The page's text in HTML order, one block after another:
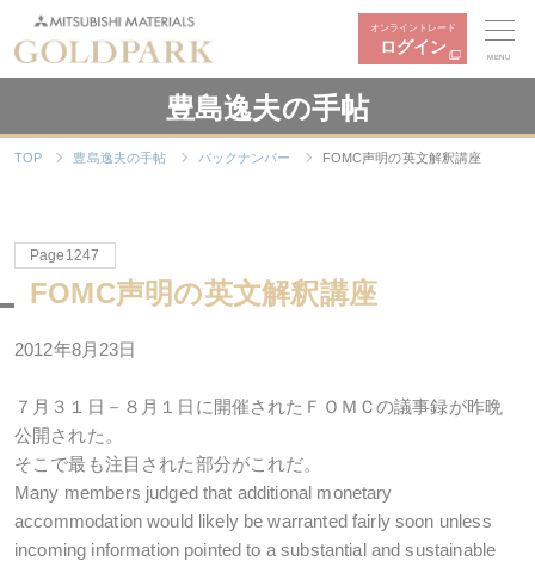
オンライントレード
ログイン
MENU
豊島逸夫の手帖
TOP 豊島逸夫の手帖 バックナンバー FOMC声明の英文解釈講座
Page1247
FOMC声明の英文解釈講座
2012年8月23日
７月３１日－８月１日に開催されたＦＯＭＣの議事録が昨晩
公開された。
そこで最も注目された部分がこれだ。
Many members judged that additional monetary
accommodation would likely be warranted fairly soon unless
incoming information pointed to a substantial and sustainable